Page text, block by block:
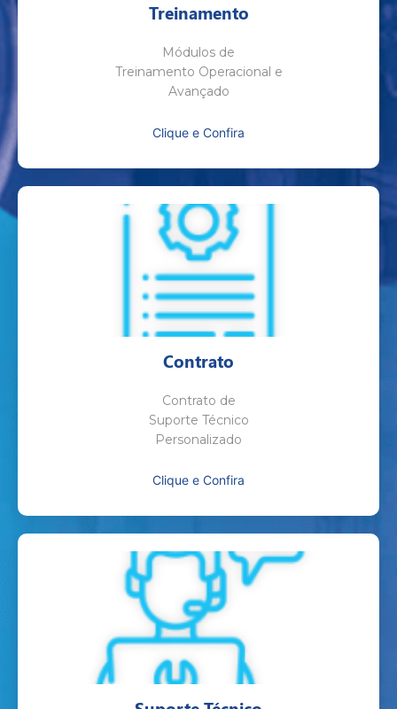
Treinamento
Módulos de
Treinamento Operacional e
Avançado
Clique e Confira
Contrato
Contrato de
Suporte Técnico
Personalizado
Clique e Confira